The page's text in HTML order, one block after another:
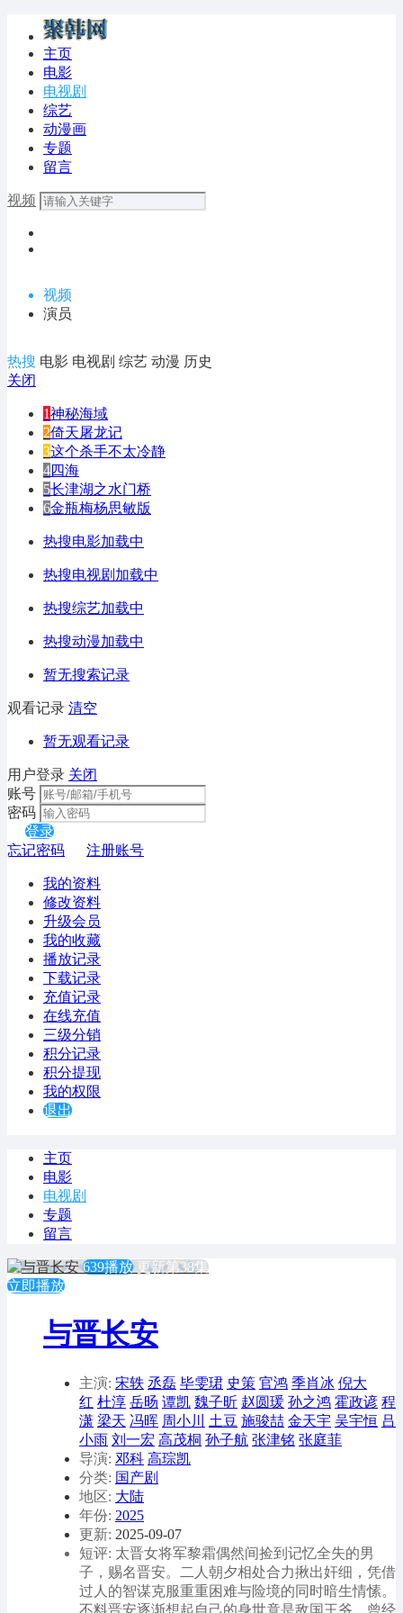
主页
电影
电视剧
综艺
动漫画
专题
留言
视频
视频
演员
热搜 电影 电视剧 综艺 动漫 历史
关闭
1神秘海域
2倚天屠龙记
3这个杀手不太冷静
4四海
5长津湖之水门桥
6金瓶梅杨思敏版
热搜电影加载中
热搜电视剧加载中
热搜综艺加载中
热搜动漫加载中
暂无搜索记录
观看记录 清空
暂无观看记录
用户登录 关闭
账号
密码
登录
忘记密码
注册账号
我的资料
修改资料
升级会员
我的收藏
播放记录
下载记录
充值记录
在线充值
三级分销
积分记录
积分提现
我的权限
退出
主页
电影
电视剧
专题
留言
639播放 更新第38集
立即播放
与晋长安
主演: 宋轶 丞磊 毕雯珺 史策 官鸿 季肖冰 倪大
红 杜淳 岳旸 谭凯 魏子昕 赵圆瑗 孙之鸿 霍政谚 程
潇 梁天 冯晖 周小川 土豆 施骏喆 金天宇 吴宇恒 吕
小雨 刘一宏 高茂桐 孙子航 张津铭 张庭菲
导演: 邓科 高琮凯
分类: 国产剧
地区: 大陆
年份: 2025
更新: 2025-09-07
短评: 太晋女将军黎霜偶然间捡到记忆全失的男
子，赐名晋安。二人朝夕相处合力揪出奸细，凭借
过人的智谋克服重重困难与险境的同时暗生情愫。
不料晋安逐渐想起自己的身世竟是敌国王爷，曾经